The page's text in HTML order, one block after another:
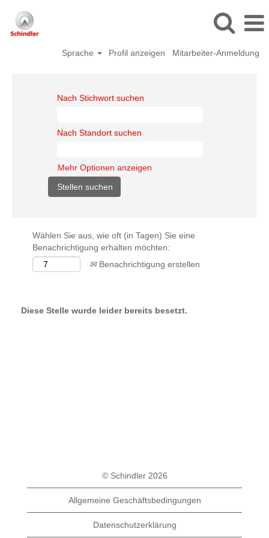
Sprache Profil anzeigen Mitarbeiter-Anmeldung
Nach Stichwort suchen
Nach Standort suchen
Mehr Optionen anzeigen
Wählen Sie aus, wie oft (in Tagen) Sie eine
Benachrichtigung erhalten möchten:
Benachrichtigung erstellen
Diese Stelle wurde leider bereits besetzt.
© Schindler 2026
Allgemeine Geschäftsbedingungen
Datenschutzerklärung